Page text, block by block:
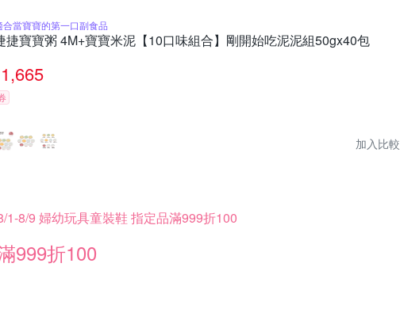
合當寶寶的第一口副食品
捷寶寶粥 4M+寶寶米泥【10口味組合】剛開始吃泥泥組50gx40包
1,665
加入比較
1-8/9 婦幼玩具童裝鞋 指定品滿999折100
999折100